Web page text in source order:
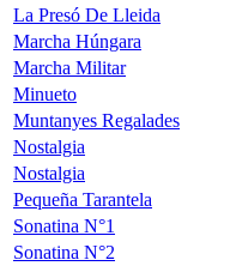
La Presó De Lleida
Marcha Húngara
Marcha Militar
Minueto
Muntanyes Regalades
Nostalgia
Nostalgia
Pequeña Tarantela
Sonatina N°1
Sonatina N°2